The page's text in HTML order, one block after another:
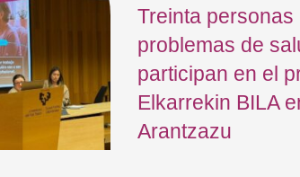
Treinta personas
problemas de
participan en el
Elkarrekin BILA
Arantzazu